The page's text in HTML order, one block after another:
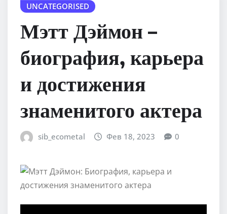
UNCATEGORISED
Мэтт Дэймон –
биография, карьера
и достижения
знаменитого актера
sib_ecometal Фев 18, 2023 0